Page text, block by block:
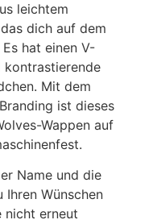
leichtem
dich auf dem
hat einen V-
kontrastierende
Mit dem
ist dieses
Wappen auf
Name und die
Ihren Wünschen
nicht erneut